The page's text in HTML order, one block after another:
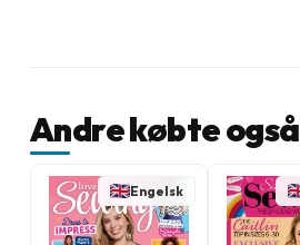
Andre købte også
Engelsk